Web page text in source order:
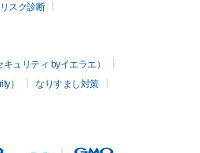
スク診断
ュリティ byイエラエ）
）
なりすまし対策